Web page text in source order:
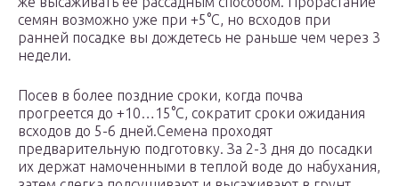
семян возможно уже при +5°С, но всходов при
ранней посадке вы дождетесь не раньше чем через 3
недели.
Посев в более поздние сроки, когда почва
прогреется до +10…15°С, сократит сроки ожидания
всходов до 5-6 дней.Семена проходят
предварительную подготовку. За 2-3 дня до посадки
их держат намоченными в теплой воде до набухания,